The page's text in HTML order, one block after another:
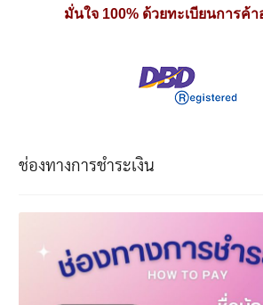
มั่นใจ 100% ด้วยทะเบียนการค้
ช่องทางการชำระเงิน